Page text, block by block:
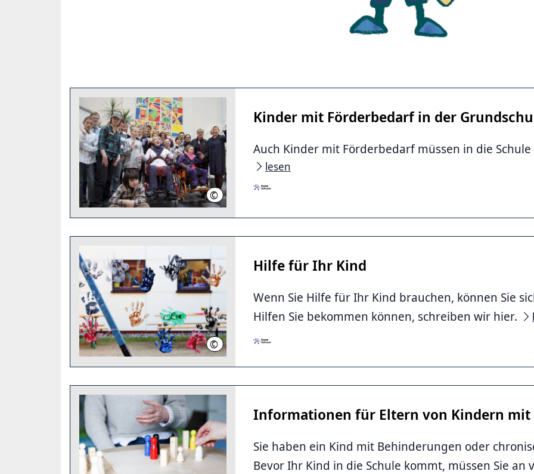
© Christian Stahl / Region Hannover
Kinder mit Förderbedarf in der
Auch Kinder mit Förderbedarf müssen in die
lesen
© Region Hannover, Westphal
Hilfe für Ihr Kind
Wenn Sie Hilfe für Ihr Kind brauchen, können Sie
Hilfen Sie bekommen können, schreiben wir hier.
Informationen für Eltern von Kindern mit
Sie haben ein Kind mit Behinderungen oder
Bevor Ihr Kind in die Schule kommt, müssen Sie an